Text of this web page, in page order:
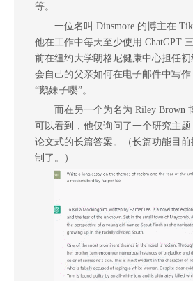
等。
一位名叫 Dinsmore 的博主在
他在工作中每天至少使用 ChatGPT
前在纽约大学朗格尼健康中心担任
会自己的父亲如何在电子邮件中写
“鹅妹子嘤”。
而在另一个为名为 Riley Brown
可以看到，他仅询问了一个研究主
论文式的长篇答案。（长篇功能目
制了。）